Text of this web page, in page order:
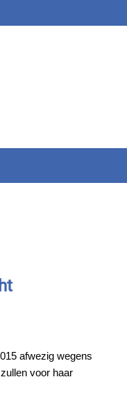
afwezig wegens
voor haar